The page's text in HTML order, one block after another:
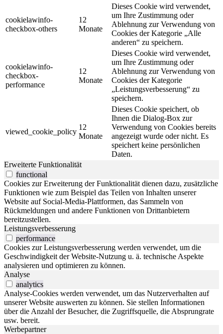
cookielawinfo-
checkbox-others
12
Monate
Dieses Cookie wird verwendet,
um Ihre Zustimmung oder
Ablehnung zur Verwendung von
Cookies der Kategorie „Alle
anderen“ zu speichern.
cookielawinfo-
checkbox-
performance
12
Monate
Dieses Cookie wird verwendet,
um Ihre Zustimmung oder
Ablehnung zur Verwendung von
Cookies der Kategorie
„Leistungsverbesserung“ zu
speichern.
viewed_cookie_policy
12
Monate
Dieses Cookie speichert, ob
Ihnen die Dialog-Box zur
Verwendung von Cookies bereits
angezeigt wurde oder nicht. Es
speichert keine persönlichen
Daten.
Erweiterte Funktionalität
functional
Cookies zur Erweiterung der Funktionalität dienen dazu, zusätzliche
Funktionen wie zum Beispiel das Teilen von Inhalten unserer
Website auf Social-Media-Plattformen, das Sammeln von
Rückmeldungen und andere Funktionen von Drittanbietern
bereitzustellen.
Leistungsverbesserung
performance
Cookies zur Leistungsverbesserung werden verwendet, um die
Geschwindigkeit der Website-Nutzung u. ä. technische Aspekte
analysieren und optimieren zu können.
Analyse
analytics
Analyse-Cookies werden verwendet, um das Nutzerverhalten auf
unserer Website auswerten zu können. Sie stellen Informationen
über die Anzahl der Besucher, die Zugriffsquelle, die Absprungrate
usw. bereit.
Werbepartner